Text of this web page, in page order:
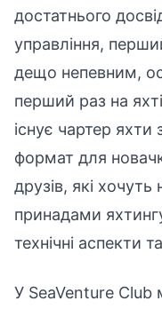
достатнього
управління,
дещо непевним,
перший раз на
існує чартер яхти
формат для
друзів, які
принадами
технічні аспекти
У SeaVenture Club